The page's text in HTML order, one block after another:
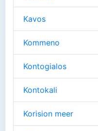
Kavos
Kommeno
Kontogialos
Kontokali
Korision meer